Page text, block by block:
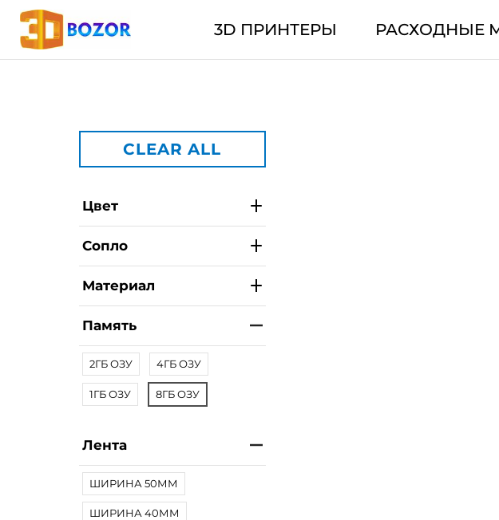
3D ПРИНТЕРЫ РАСХОДНЫЕ
CLEAR ALL
Цвет
Сопло
Материал
Память
2ГБ ОЗУ 4ГБ ОЗУ
1ГБ ОЗУ 8ГБ ОЗУ
Лента
ШИРИНА 50ММ
ШИРИНА 40ММ